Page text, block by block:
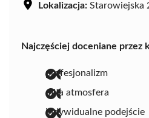
Lokalizacja: Starowiejska
Najczęściej doceniane przez
profesjonalizm
miła atmosfera
indywidualne podejście